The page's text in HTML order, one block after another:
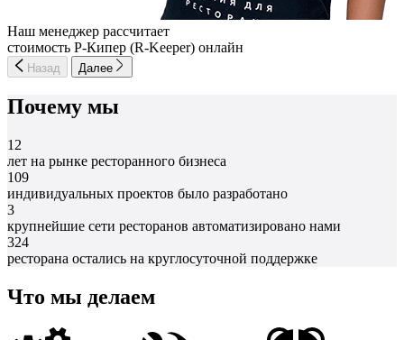
Наш менеджер рассчитает
стоимость Р-Кипер (R-Keeper) онлайн
Назад Далее
Почему мы
12
лет на рынке ресторанного бизнеса
109
индивидуальных проектов было разработано
3
крупнейшие сети ресторанов автоматизировано нами
324
ресторана остались на круглосуточной поддержке
Что мы делаем